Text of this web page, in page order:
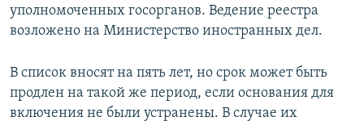
уполномоченных госорганов. Ведение реестра
возложено на Министерство иностранных дел.
В список вносят на пять лет, но срок может быть
продлен на такой же период, если основания для
включения не были устранены. В случае их